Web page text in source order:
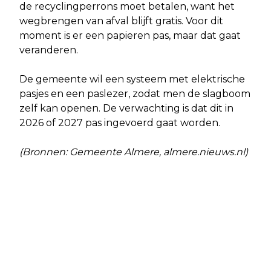
de recyclingperrons moet betalen, want het
wegbrengen van afval blijft gratis. Voor dit
moment is er een papieren pas, maar dat gaat
veranderen.
De gemeente wil een systeem met elektrische
pasjes en een paslezer, zodat men de slagboom
zelf kan openen. De verwachting is dat dit in
2026 of 2027 pas ingevoerd gaat worden.
(Bronnen: Gemeente Almere, almere.nieuws.nl)